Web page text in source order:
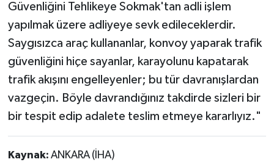
Güvenliğini Tehlikeye Sokmak'tan adli işlem
yapılmak üzere adliyeye sevk edileceklerdir.
Saygısızca araç kullananlar, konvoy yaparak trafik
güvenliğini hiçe sayanlar, karayolunu kapatarak
trafik akışını engelleyenler; bu tür davranışlardan
vazgeçin. Böyle davrandığınız takdirde sizleri bir
bir tespit edip adalete teslim etmeye kararlıyız."
Kaynak: ANKARA (İHA)